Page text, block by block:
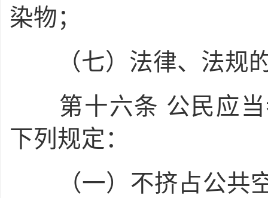
染物；
（七）法律、法规
第十六条 公民应
下列规定：
（一）不挤占公共空